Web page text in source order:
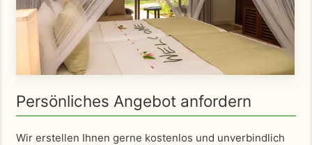
Persönliches Angebot anfordern
Wir erstellen Ihnen gerne kostenlos und unverbindlich